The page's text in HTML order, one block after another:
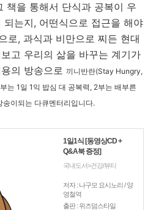
책을 통해서 단식과 공복이 우
는지, 어떤식으로 접근을 해야
로, 과식과 비만으로 찌든 현대
고 우리의 삶을 바꾸는 계기가
의 방송으로 끼니반란(Stay Hungry,
는 1일 1익 밥심 대 공복력, 2부는 배부른
송이되는 다큐멘터리입니다.
1일1식 [동영상CD +
Q&A북 증정]
국내도서>건강/뷰티
저자 : 나구모 요시노리 / 양
영철역
출판 : 위즈덤스타일